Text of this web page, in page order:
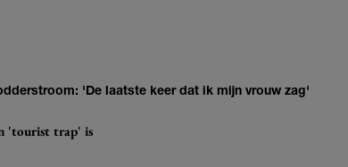
'De laatste keer dat ik mijn vrouw zag'
'tourist trap' is